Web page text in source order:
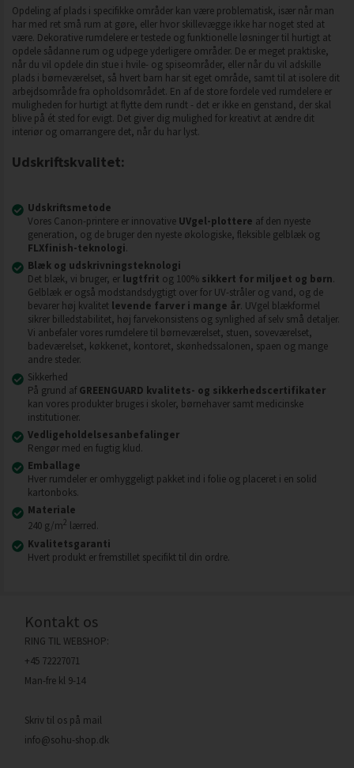
Opdeling af plads i specifikke områder kan være problematisk, især når man
har med ret små rum at gøre, eller hvor skillevægge ikke har noget sted at
være. Dekorative rumdelere er testede og funktionelle løsninger til hurtigt at
opdele sådanne rum og udpege yderligere områder. De er meget praktiske,
når du vil opdele din stue i hvile- og spiseområder, eller når du vil adskille
plads i børneværelset, så hvert barn har sit eget område, samt til at isolere dit
arbejdsområde fra opholdsområdet. En af de store fordele ved rumdelere er
muligheden for hurtigt at flytte dem rundt - det er ikke en genstand, der skal
blive på ét sted for evigt. Det giver dig mulighed for kreativt at ændre dit
interiør og omarrangere det, når du har lyst.
Udskriftskvalitet:
Udskriftsmetode
Vores Canon-printere er innovative UVgel-plottere af den nyeste
generation, og de bruger den nyeste økologiske, fleksible gelblæk og
FLXfinish-teknologi.
Blæk og udskrivningsteknologi
Det blæk, vi bruger, er lugtfrit og 100% sikkert for miljøet og børn.
Gelblæk er også modstandsdygtigt over for UV-stråler og vand, og de
bevarer høj kvalitet levende farver i mange år. UVgel blækformel
sikrer billedstabilitet, høj farvekonsistens og synlighed af selv små detaljer.
Vi anbefaler vores rumdelere til børneværelset, stuen, soveværelset,
badeværelset, køkkenet, kontoret, skønhedssalonen, spaen og mange
andre steder.
Sikkerhed
På grund af GREENGUARD kvalitets- og sikkerhedscertifikater
kan vores produkter bruges i skoler, børnehaver samt medicinske
institutioner.
Vedligeholdelsesanbefalinger
Rengør med en fugtig klud.
Emballage
Hver rumdeler er omhyggeligt pakket ind i folie og placeret i en solid
kartonboks.
Materiale
240 g/m2 lærred.
Kvalitetsgaranti
Hvert produkt er fremstillet specifikt til din ordre.
Kontakt os
RING TIL WEBSHOP:
+45 72227071
Man-fre kl 9-14
Skriv til os på mail
info@sohu-shop.dk